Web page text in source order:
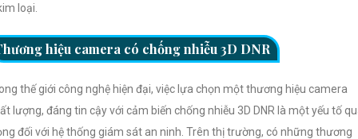
loại.
hiệu camera có chống nhiễu 3D DNR
thế giới công nghệ hiện đại, việc lựa chọn một thương hiệu camera
lượng, đáng tin cậy với cảm biến chống nhiễu 3D DNR là một yếu tố
đối với hệ thống giám sát an ninh. Trên thị trường, có những thương